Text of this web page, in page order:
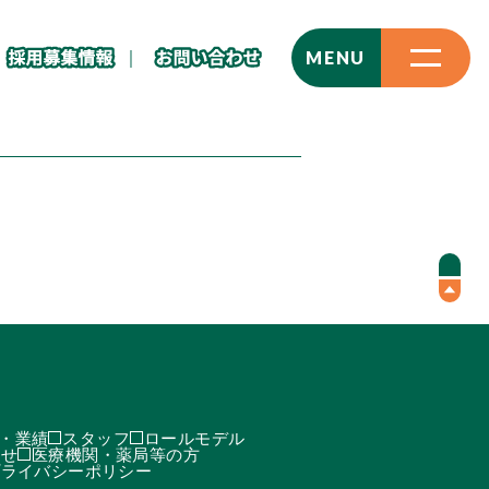
MENU
CLOSE
業績 スタッフ
ロールモデル
医療機関・薬局等の方
イバシーポリシー